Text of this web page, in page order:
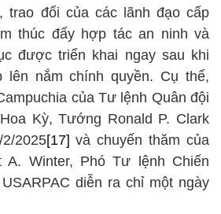
trao đổi của các lãnh đạo cấp
thúc đẩy hợp tác an ninh và
được triển khai ngay sau khi
lên nắm chính quyền. Cụ thể,
của Tư lệnh Quân đội
Kỳ, Tướng Ronald P. Clark
2025[17] và chuyến thăm của
A. Winter, Phó Tư lệnh Chiến
diễn ra chỉ một ngày